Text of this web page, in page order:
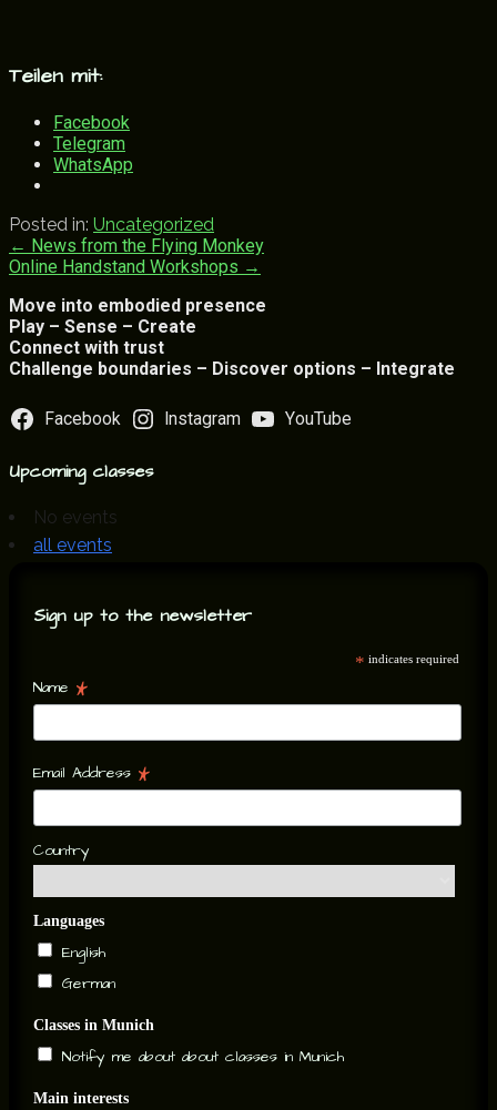
Teilen mit:
Facebook
Telegram
WhatsApp
Posted in: Uncategorized
Post
navigation
← News from the Flying Monkey
Online Handstand Workshops →
Move into embodied presence
Play – Sense – Create
Connect with trust
Challenge boundaries – Discover options – Integrate
Facebook Instagram YouTube
Upcoming classes
No events
all events
Sign up to the newsletter
* indicates required
Name *
Email Address *
Country
Languages
English
German
Classes in Munich
Notify me about about classes in Munich
Main interests